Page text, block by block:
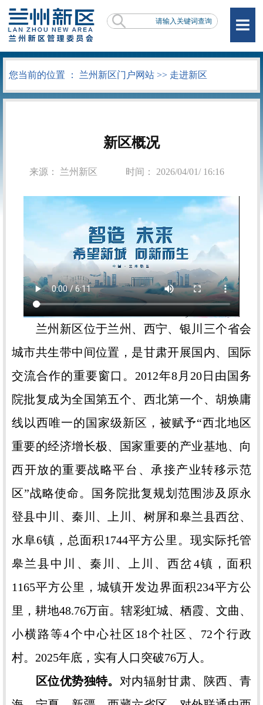
您当前的位置 ： 兰州新区门户网站 >> 走进新区
新区概况
来源： 兰州新区 时间： 2026/04/01/ 16:16
兰州新区位于兰州、西宁、银川三个省会
城市共生带中间位置，是甘肃开展国内、国际
交流合作的重要窗口。2012年8月20日由国务
院批复成为全国第五个、西北第一个、胡焕庸
线以西唯一的国家级新区，被赋予“西北地区
重要的经济增长极、国家重要的产业基地、向
西开放的重要战略平台、承接产业转移示范
区”战略使命。国务院批复规划范围涉及原永
登县中川、秦川、上川、树屏和皋兰县西岔、
水阜6镇，总面积1744平方公里。现实际托管
皋兰县中川、秦川、上川、西岔4镇，面积
1165平方公里，城镇开发边界面积234平方公
里，耕地48.76万亩。辖彩虹城、栖霞、文曲、
小横路等4个中心社区18个社区、72个行政
村。2025年底，实有人口突破76万人。
区位优势独特。 对内辐射甘肃、陕西、青